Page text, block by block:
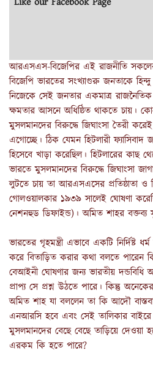
আরএসএস-বিজেপির এই রাজনীতি
বিজেপি ভারতের সংখ্যাগুরু জনতাকে
নিজেকে সেই জনতার একমাত্র রাজনৈতিক
ক্ষমতার আসনে অধিষ্ঠিত থাকতে চায়।
মুসলমানদের বিরুদ্ধে জিঘাংসা তৈরী
এগোচ্ছে । ঠিক যেমন হিটলারী ফ্যাসিবাদ
হিসেবে খাড়া করেছিল। হিটলারের কাছ
ভারতে মুসলমানদের বিরুদ্ধে জিঘাংসা
লুটতে চায় তা আরএসএসের প্রতিষ্ঠাতা
গোলওয়ালকার ১৯৩৯ সালেই ঘোষণা
নেশনহুড ডিফাইন্ড) ।অমিত শাহর
ভারতের গৃহমন্ত্রী এভাবে একটি নির্দিষ্ট
করে বিতাড়িত করার কথা বলতে পারেন
বেআইনী ঘোষণার জন্য ভারতীয় দন্ডবিধি
প্রাপ্য সে প্রশ্ন উঠতে পারে। কিন্তু
অমিত শাহ যা বললেন তা কি আদৌ
এনআরসি হবে এবং সেই তালিকার বাইরে
মুসলমানদের বেছে বেছে তাড়িয়ে দেওয়া
এরকম কি হতে পারে?